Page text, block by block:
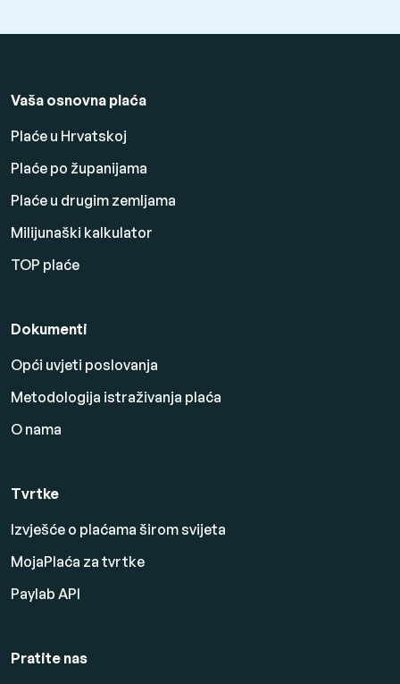
Vaša osnovna plaća
Plaće u Hrvatskoj
Plaće po županijama
Plaće u drugim zemljama
Milijunaški kalkulator
TOP plaće
Dokumenti
Opći uvjeti poslovanja
Metodologija istraživanja plaća
O nama
Tvrtke
Izvješće o plaćama širom svijeta
MojaPlaća za tvrtke
Paylab API
Pratite nas